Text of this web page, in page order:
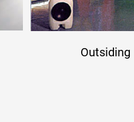
Outsiding